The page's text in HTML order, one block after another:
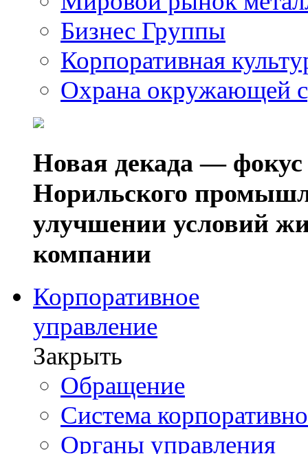
Бизнес Группы
Корпоративная
Охрана окружающей
Новая декада — фокус
Норильского
улучшении условий
компании
Корпоративное
управление
Закрыть
Обращение
Система
Органы управления